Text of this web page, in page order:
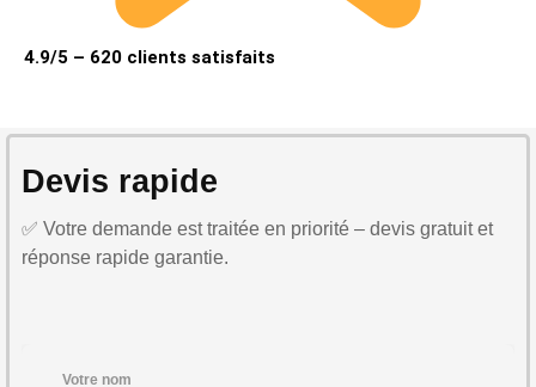
4.9/5 – 620 clients satisfaits
Devis rapide
✅ Votre demande est traitée en priorité – devis gratuit et
réponse rapide garantie.
Votre nom